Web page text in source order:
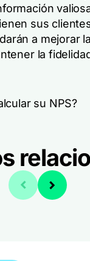
sus
a mejorar
la
su NPS?